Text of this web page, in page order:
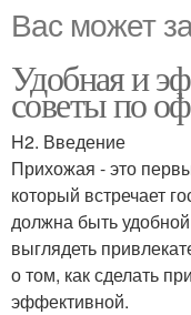
Вас может
Удобная и
советы по
H2. Введение
Прихожая - это
который встречает
должна быть
выглядеть
о том, как сделать
эффективной.